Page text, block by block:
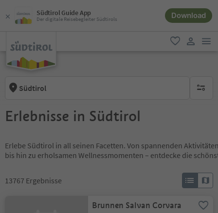
Südtirol Guide App
Der digitale Reisebegleiter Südtirols Download
favorit
Südtirol keine
Erlebnisse in Südtirol
Erlebe Südtirol in all seinen Facetten. Von spannenden
bis hin zu erholsamen Wellnessmomenten – entdecke die
13767 Ergebnisse
Brunnen Salvan Corvara